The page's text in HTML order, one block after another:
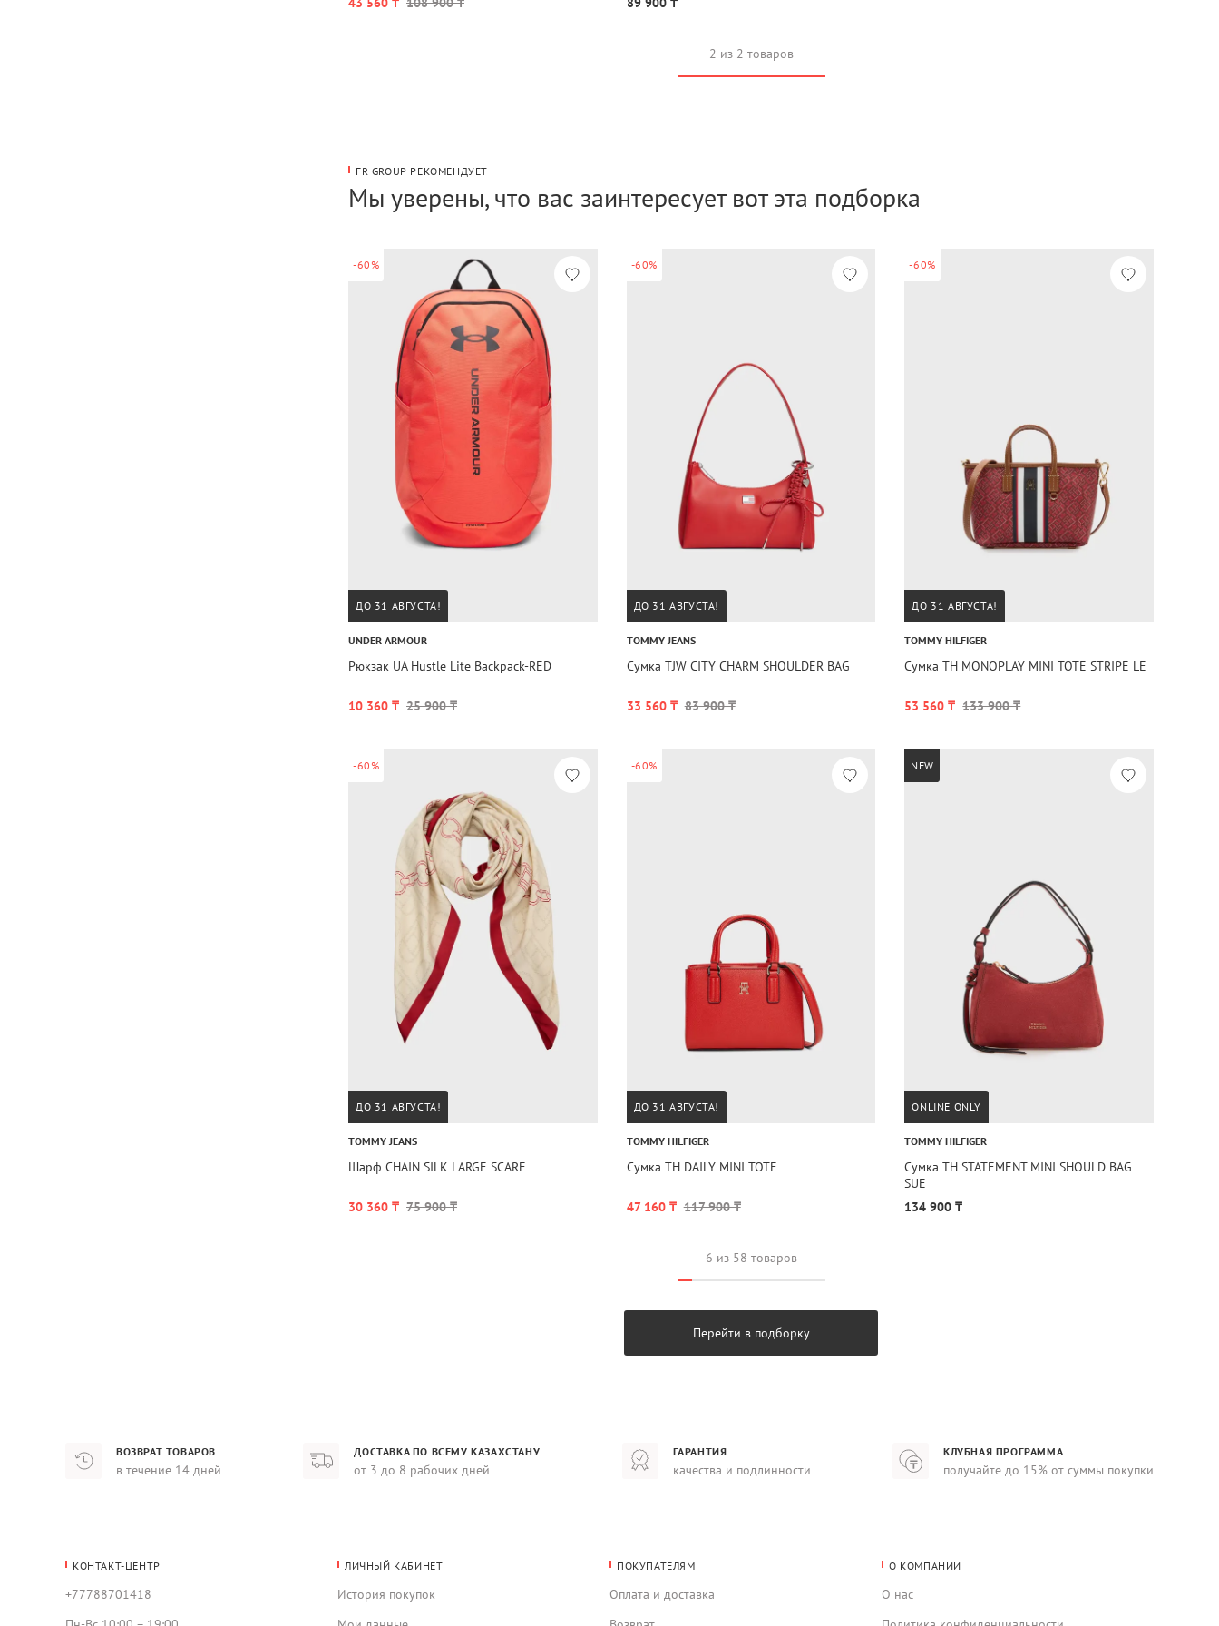
2 из 2 товаров
FR GROUP РЕКОМЕНДУЕТ
Мы уверены, что вас заинтересует вот эта подборка
-60%
ДО 31 АВГУСТА!
UNDER ARMOUR
Рюкзак UA Hustle Lite Backpack-RED
10 360 ₸ 25 900 ₸
-60%
ДО 31 АВГУСТА!
TOMMY JEANS
Сумка TJW CITY CHARM SHOULDER BAG
33 560 ₸ 83 900 ₸
-60%
ДО 31 АВГУСТА!
TOMMY HILFIGER
Сумка TH MONOPLAY MINI TOTE STRIPE LE
53 560 ₸ 133 900 ₸
-60%
ДО 31 АВГУСТА!
TOMMY JEANS
Шарф CHAIN SILK LARGE SCARF
30 360 ₸ 75 900 ₸
-60%
ДО 31 АВГУСТА!
TOMMY HILFIGER
Сумка TH DAILY MINI TOTE
47 160 ₸ 117 900 ₸
NEW
ONLINE ONLY
TOMMY HILFIGER
Сумка TH STATEMENT MINI SHOULD BAG
SUE
134 900 ₸
6 из 58 товаров
Перейти в подборку
ВОЗВРАТ ТОВАРОВ
в течение 14 дней
ДОСТАВКА ПО ВСЕМУ КАЗАХСТАНУ
от 3 до 8 рабочих дней
ГАРАНТИЯ
качества и подлинности
КЛУБНАЯ ПРОГРАММА
получайте до 15% от суммы покупки
КОНТАКТ-ЦЕНТР
+77788701418
ЛИЧНЫЙ КАБИНЕТ
История покупок
ПОКУПАТЕЛЯМ
Оплата и доставка
О КОМПАНИИ
О нас